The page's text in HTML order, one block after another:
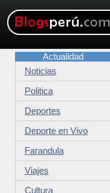
Actualidad
Noticias
Politica
Deportes
Deporte en Vivo
Farandula
Viajes
Cultura